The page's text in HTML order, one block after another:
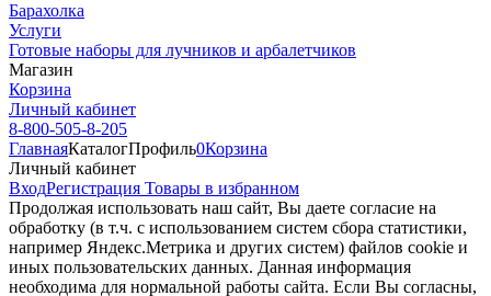
Барахолка
Услуги
Готовые наборы для лучников и арбалетчиков
Магазин
Корзина
Личный кабинет
8-800-505-8-205
ГлавнаяКаталогПрофиль0Корзина
Личный кабинет
ВходРегистрация Товары в избранном
Продолжая использовать наш cайт, Вы даете согласие на
обработку (в т.ч. с использованием систем сбора статистики,
например Яндекс.Метрика и других систем) файлов cookie и
иных пользовательских данных. Данная информация
необходима для нормальной работы сайта. Если Вы согласны,